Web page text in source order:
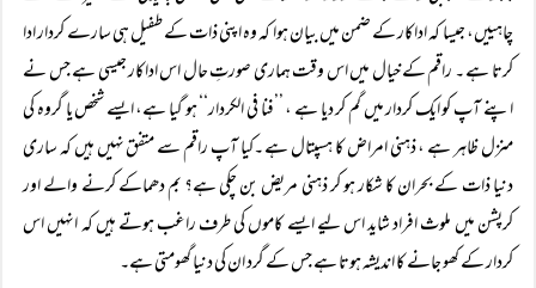
چاہییں، جیسا کہ اداکار کے ضمن میں بیان ہوا کہ وہ اپنی ذات کے طفیل ہی سارے کردار ادا
کرتا ہے ۔ راقم کے خیال میں اس وقت ہماری صورتِ حال اس اداکار جیسی ہے جس نے
اپنے آپ کو ایک کردار میں گم کر دیا ہے ، ’’فنا فی الکردار‘‘ ہو گیا ہے، ایسے شخص یا گروہ کی
منزل ظاہر ہے ، ذہنی امراض کا ہسپتال ہے ۔کیا آپ راقم سے متفق نہیں ہیں کہ ساری
دنیا ذات کے بحران کا شکار ہو کر ذہنی مریض بن چکی ہے؟ بم دھماکے کرنے والے اور
کرپشن میں ملوث افراد شاید اس لیے ایسے کاموں کی طرف راغب ہوتے ہیں کہ انہیں اس
کردار کے کھو جانے کا اندیشہ ہوتا ہے جس کے گرد ان کی دنیا گھومتی ہے۔